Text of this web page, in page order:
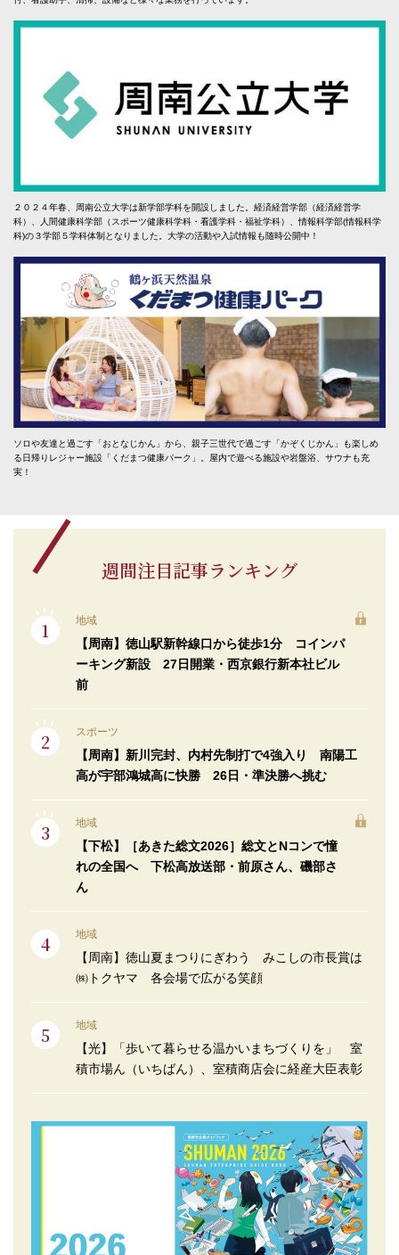
２０２４年春、周南公立大学は新学部学科を開設しました。経済経営学部（経済経営学
科）、人間健康科学部（スポーツ健康科学科・看護学科・福祉学科）、情報科学部(情報科学
科)の３学部５学科体制となりました。大学の活動や入試情報も随時公開中！
ソロや友達と過ごす「おとなじかん」から、親子三世代で過ごす「かぞくじかん」も楽しめ
る日帰りレジャー施設「くだまつ健康パーク」。屋内で遊べる施設や岩盤浴、サウナも充
実！
週間注目記事ランキング
地域
【周南】徳山駅新幹線口から徒歩1分 コインパ
ーキング新設 27日開業・西京銀行新本社ビル
前
スポーツ
【周南】新川完封、内村先制打で4強入り 南陽工
高が宇部鴻城高に快勝 26日・準決勝へ挑む
地域
【下松】［あきた総文2026］総文とNコンで憧
れの全国へ 下松高放送部・前原さん、磯部さ
ん
地域
【周南】徳山夏まつりにぎわう みこしの市長賞は
㈱トクヤマ 各会場で広がる笑顔
地域
【光】「歩いて暮らせる温かいまちづくりを」 室
積市場ん（いちばん）、室積商店会に経産大臣表彰